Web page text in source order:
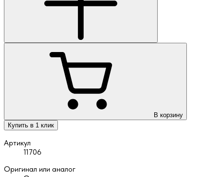
В корзину
Купить в 1 клик
Артикул
11706
Оригинал или аналог